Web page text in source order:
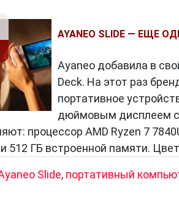
AYANEO SLIDE — ЕЩЕ
Ayaneo добавила в
Deck. На этот раз
портативное
дюймовым дисплеем с
процессор AMD Ryzen 7
512 ГБ встроенной памяти. Цвет
Slide, портативный